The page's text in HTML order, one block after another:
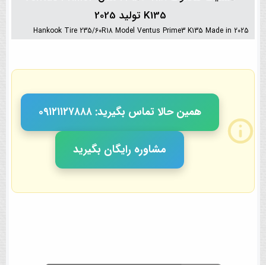
K135 تولید 2025
Hankook Tire 235/60R18 Model Ventus Prime3 K135 Made in 2025
همین حالا تماس بگیرید: ٠٩١٢١١٢٧٨٨٨
مشاوره رایگان بگیرید